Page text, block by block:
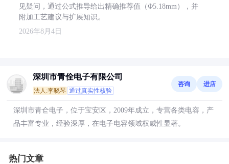
见疑问，通过公式推导给出精确推荐值（Φ5.18mm），并
附加工艺建议与扩展知识。
2026年8月4日
深圳市青佺电子有限公司
法人:李晓琴 通过真实性核验
咨询 进店
深圳市青仺电子，位于宝安区，2009年成立，专营各类电容，产
品丰富专业，经验深厚，在电子电容领域权威性显著。
热门文章